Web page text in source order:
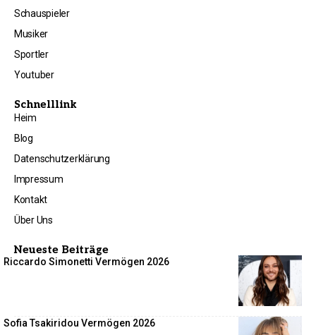
Schauspieler
Musiker
Sportler
Youtuber
Schnelllink
Heim
Blog
Datenschutzerklärung
Impressum
Kontakt
Über Uns
Neueste Beiträge
Riccardo Simonetti Vermögen 2026
Sofia Tsakiridou Vermögen 2026